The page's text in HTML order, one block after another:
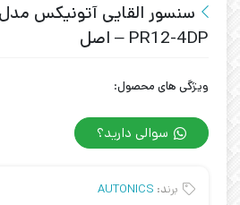
PR12-4DP – اصل
ویژگی های محصول:
سوالی دارید؟
برند: AUTONICS